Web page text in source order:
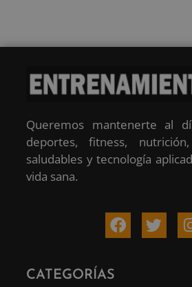
Queremos mantenerte al
deportes, fitness,
saludables y tecnología
vida sana.
CATEGORÍAS